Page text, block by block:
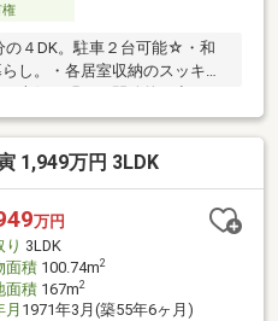
権
の４DK。駐車２台可能☆・和
し。・各居室収納のスッキリ
味のスペースにも◎・土砂災
クセス■・8号線や山側環状道
バス停まで徒歩約６分。・ス
徒歩圏内。・飲食店も多く、
病院やクリニック、整形外科も
ども園も近く子育て世帯にも◎
1,949万円 3LDK
万円
り 3LDK
面積100.74m2
面積167m2
月 1971年3月(築55年6ヶ月)